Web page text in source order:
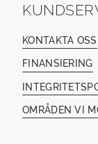
KONTAKTA OSS
FINANSIERING
OMRÅDEN VI